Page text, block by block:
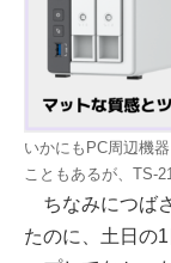
いかにもPC周辺機
こともあるが、TS-
ちなみにつば
たのに、土日の